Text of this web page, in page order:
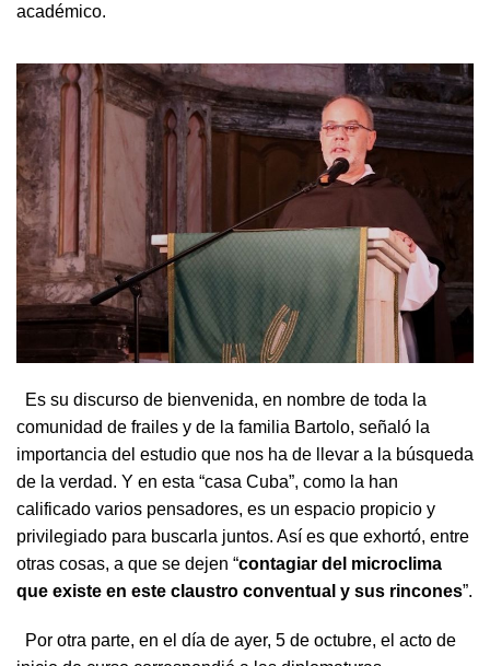
académico.
Es su discurso de bienvenida, en nombre de toda la
comunidad de frailes y de la familia Bartolo, señaló la
importancia del estudio que nos ha de llevar a la búsqueda
de la verdad. Y en esta “casa Cuba”, como la han
calificado varios pensadores, es un espacio propicio y
privilegiado para buscarla juntos. Así es que exhortó, entre
otras cosas, a que se dejen “contagiar del microclima
que existe en este claustro conventual y sus rincones”.
Por otra parte, en el día de ayer, 5 de octubre, el acto de